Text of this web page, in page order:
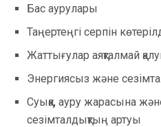
Бас аурулары
Таңертеңгі серпін
Жаттығулар аяқталмай
Энергиясыз және
Суыққа, ауру жарасына
сезімталдықтың артуы